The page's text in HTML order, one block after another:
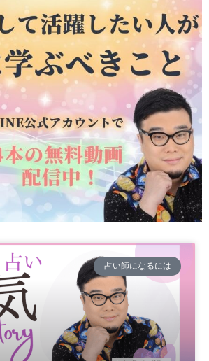
占い師になるには